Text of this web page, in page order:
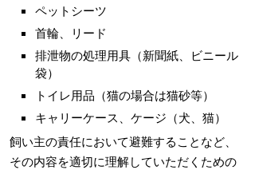
ペットシーツ
首輪、リード
排泄物の処理用具（新聞紙、ビニール
袋）
トイレ用品（猫の場合は猫砂等）
キャリーケース、ケージ（犬、猫）
飼い主の責任において避難することなど、
その内容を適切に理解していただくための